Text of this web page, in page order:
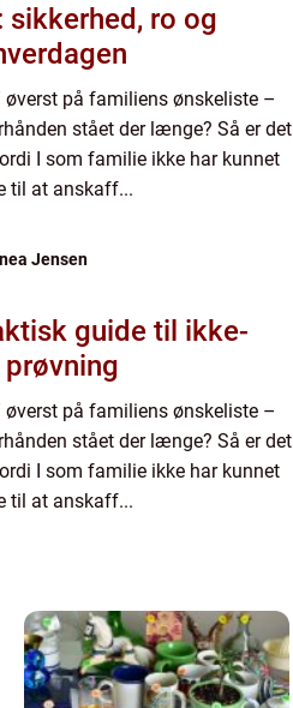
sikkerhed, ro og
øverst på familiens ønskeliste –
stået der længe? Så er det
I som familie ikke har kunnet
til at anskaff...
Jensen
øverst på familiens ønskeliste –
stået der længe? Så er det
I som familie ikke har kunnet
til at anskaff...